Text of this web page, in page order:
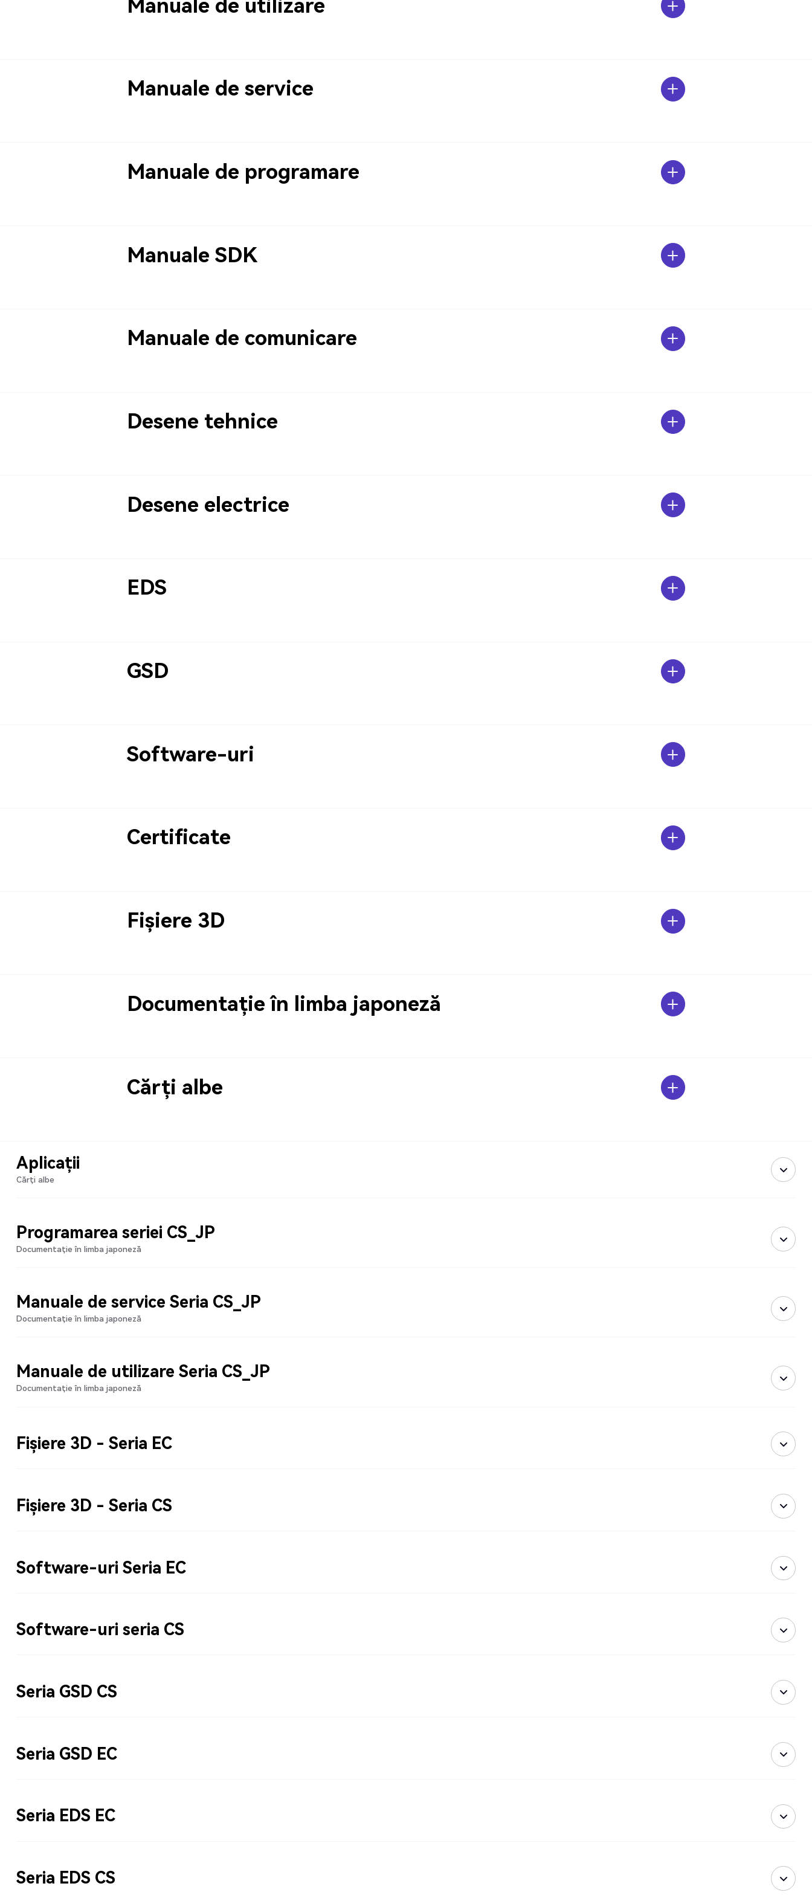
Manuale de utilizare
Manuale de service
Manuale de programare
Manuale SDK
Manuale de comunicare
Desene tehnice
Desene electrice
EDS
GSD
Software-uri
Certificate
Fișiere 3D
Documentație în limba japoneză
Cărți albe
Aplicații
Cărți albe
Programarea seriei CS_JP
Documentație în limba japoneză
Manuale de service Seria CS_JP
Documentație în limba japoneză
Manuale de utilizare Seria CS_JP
Documentație în limba japoneză
Fișiere 3D - Seria EC
Fișiere 3D - Seria CS
Software-uri Seria EC
Software-uri seria CS
Seria GSD CS
Seria GSD EC
Seria EDS EC
Seria EDS CS